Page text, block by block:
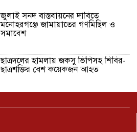
জুলাই সনদ বাস্তবায়নের দাবিতে
মনোহরগঞ্জে জামায়াতের গণমিছিল ও
সমাবেশ
ছাত্রদলের হামলায় জকসু ভিপিসহ শিবির-
ছাত্রশক্তির বেশ কয়েকজন আহত
মির্জাপুর পূর্ব ৮নং ওয়ার্ড বিএনপির